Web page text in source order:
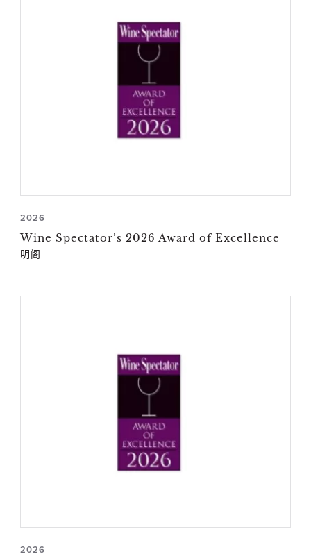
2026
Wine Spectator’s 2026 Award of Excellence
明阁
2026